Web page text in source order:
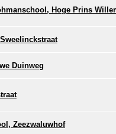
Hoge Prins
Duinweg
Zeezwaluwhof